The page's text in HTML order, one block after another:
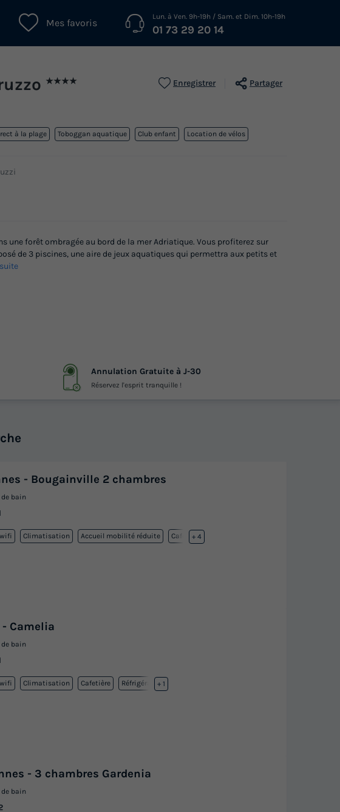
Mes favoris
Lun. à Ven. 9h-19h / Sam. et Dim. 10h-19h
01 73 29 20 14
★★★★ Enregistrer Partager
à la plage Toboggan aquatique Club enfant Location de vélos
une forêt ombragée au bord de la mer Adriatique. Vous profiterez sur
de 3 piscines, une aire de jeux aquatiques qui permettra aux petits et
Annulation Gratuite à J-30
Réservez l'esprit tranquille !
- Bougainville 2 chambres
de bain
Climatisation Accueil mobilité réduite Cafetière
+ 4
- Camelia
de bain
Climatisation Cafetière Réfrigérateur
+ 1
- 3 chambres Gardenia
de bain